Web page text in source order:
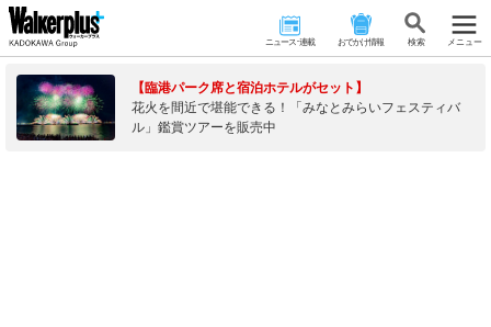
ニュース･連載 おでかけ情報 検 索 メニュー
【臨港パーク席と宿泊ホテルがセット】
花火を間近で堪能できる！「みなとみらいフェスティバ
ル」鑑賞ツアーを販売中